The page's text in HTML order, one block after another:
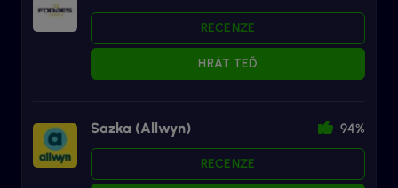
RECENZE
HRÁT TEĎ
Sazka (Allwyn) 94%
RECENZE